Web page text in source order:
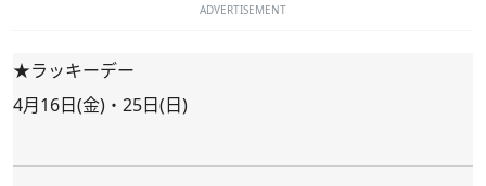
ADVERTISEMENT
★ラッキーデー
4月16日(金)・25日(日)